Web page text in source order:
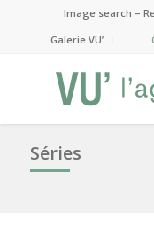
Image search –
Galerie VU’
Séries